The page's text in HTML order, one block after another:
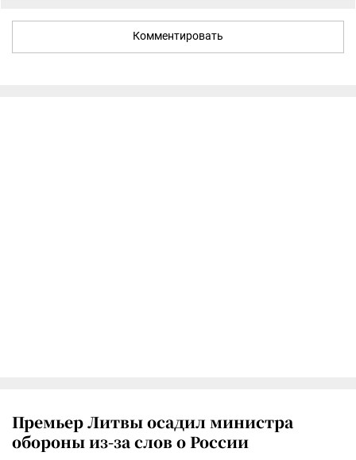
Комментировать
Премьер Литвы осадил министра
обороны из-за слов о России